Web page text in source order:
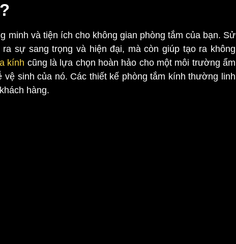
minh và tiện ích cho không gian phòng tắm của bạn. Sử
sự sang trọng và hiện đại, mà còn giúp tạo ra không
kính cũng là lựa chọn hoàn hảo cho một môi trường ẩm
sinh của nó. Các thiết kế phòng tắm kính thường linh
hàng.